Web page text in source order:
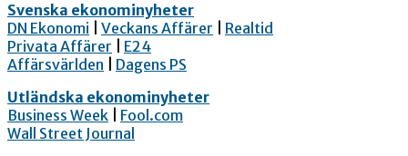
Svenska ekonominyheter
DN Ekonomi
Veckans Affärer
Realtid
Privata Affärer
E24
Affärsvärlden
Dagens PS
Utländska ekonominyheter
Business Week
Fool.com
Wall Street Journal